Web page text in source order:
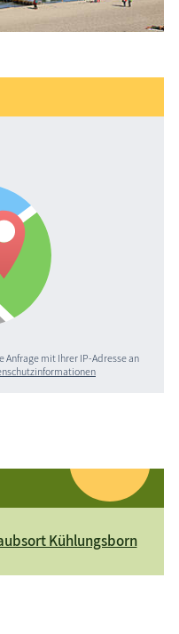
Anfrage mit Ihrer IP-Adresse an
Kühlungsborn